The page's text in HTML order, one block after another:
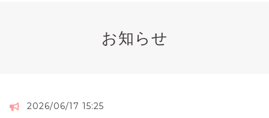
お知らせ
2026/06/17 15:25